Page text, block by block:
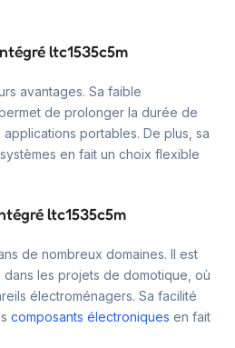
ltc1535c5m
avantages. Sa faible
de prolonger la durée de
portables. De plus, sa
en fait un choix flexible
ltc1535c5m
de nombreux domaines. Il est
les projets de domotique, où
électroménagers. Sa facilité
composants électroniques en fait